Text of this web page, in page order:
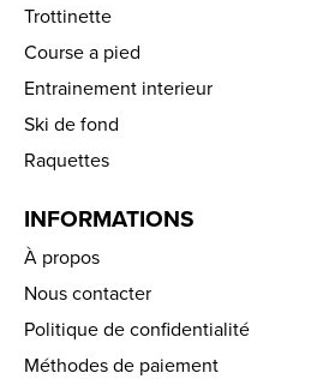
Trottinette
Course a pied
Entrainement interieur
Ski de fond
Raquettes
INFORMATIONS
À propos
Nous contacter
Politique de confidentialité
Méthodes de paiement